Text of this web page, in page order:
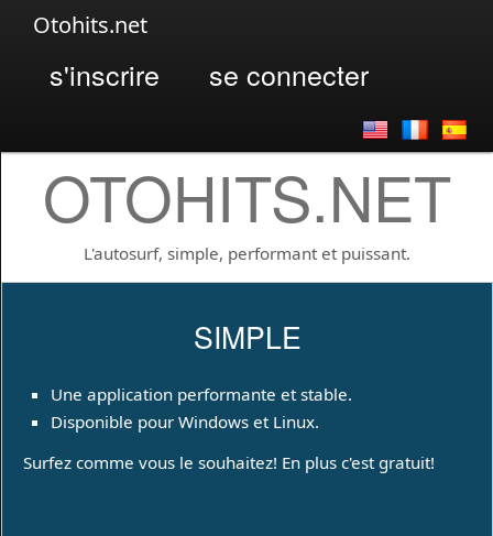
Otohits.net
s'inscrire se connecter
OTOHITS.NET
L'autosurf, simple, performant et puissant.
SIMPLE
Une application performante et stable.
Disponible pour Windows et Linux.
Surfez comme vous le souhaitez! En plus c'est gratuit!